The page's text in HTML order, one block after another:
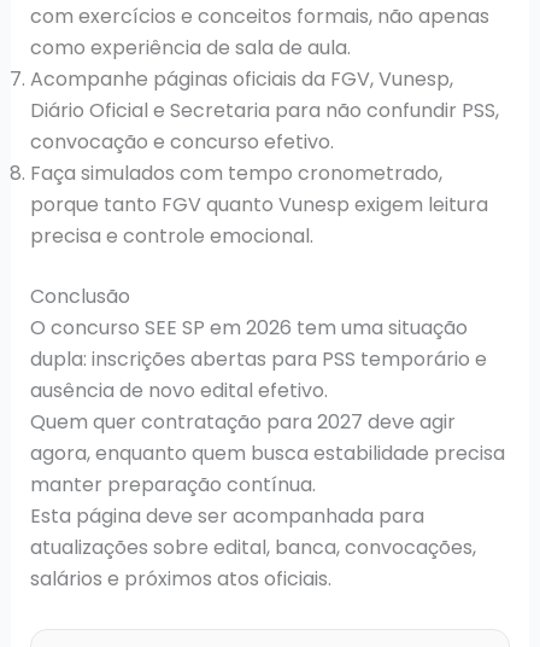
com exercícios e conceitos formais, não apenas
como experiência de sala de aula.
Acompanhe páginas oficiais da FGV, Vunesp,
Diário Oficial e Secretaria para não confundir PSS,
convocação e concurso efetivo.
Faça simulados com tempo cronometrado,
porque tanto FGV quanto Vunesp exigem leitura
precisa e controle emocional.
Conclusão
O concurso SEE SP em 2026 tem uma situação
dupla: inscrições abertas para PSS temporário e
ausência de novo edital efetivo.
Quem quer contratação para 2027 deve agir
agora, enquanto quem busca estabilidade precisa
manter preparação contínua.
Esta página deve ser acompanhada para
atualizações sobre edital, banca, convocações,
salários e próximos atos oficiais.